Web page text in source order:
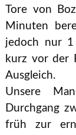
Tore von
Minuten
jedoch nur 1
kurz vor der
Ausgleich.
Unsere
Durchgang
früh zur